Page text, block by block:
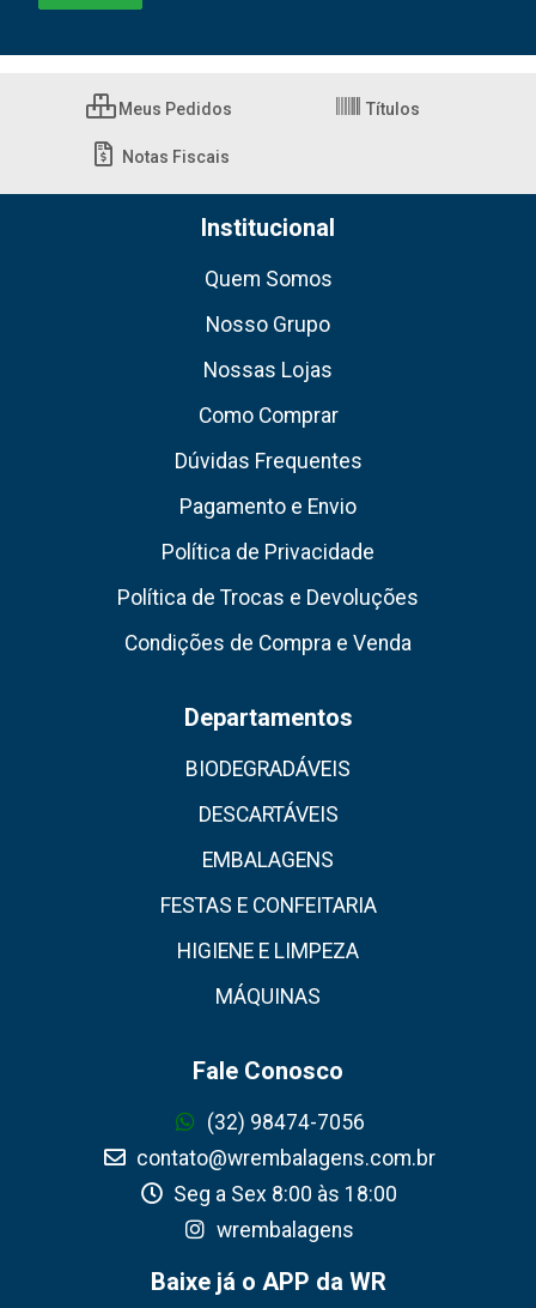
Meus Pedidos Títulos
Notas Fiscais
Institucional
Quem Somos
Nosso Grupo
Nossas Lojas
Como Comprar
Dúvidas Frequentes
Pagamento e Envio
Política de Privacidade
Política de Trocas e Devoluções
Condições de Compra e Venda
Departamentos
BIODEGRADÁVEIS
DESCARTÁVEIS
EMBALAGENS
FESTAS E CONFEITARIA
HIGIENE E LIMPEZA
MÁQUINAS
Fale Conosco
(32) 98474-7056
contato@wrembalagens.com.br
Seg a Sex 8:00 às 18:00
wrembalagens
Baixe já o APP da WR